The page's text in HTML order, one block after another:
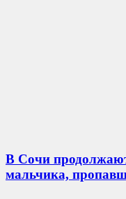
В Сочи
мальчика,